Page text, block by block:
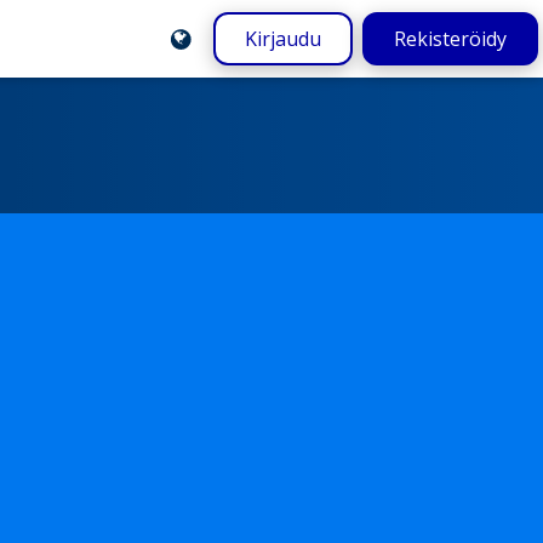
Kirjaudu Rekisteröidy